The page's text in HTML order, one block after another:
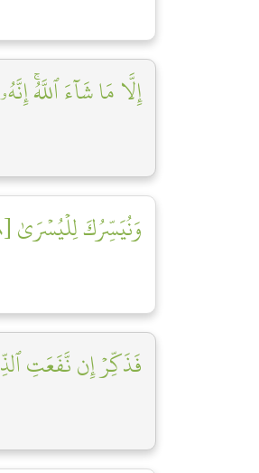
إِلَّا مَا شَآءَ ٱللَّهُۚ
وَنُيَسِّرُكَ لِلۡيُسۡرَىٰ [٨]
فَذَكِّرۡ إِن نَّفَعَتِ